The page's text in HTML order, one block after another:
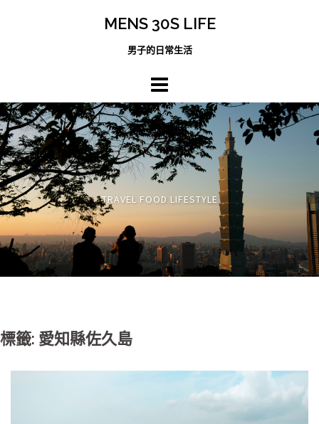
MENS 30S LIFE
男子的日常生活
TRAVEL FOOD LIFESTYLE
標籤: 愛知縣佐久島